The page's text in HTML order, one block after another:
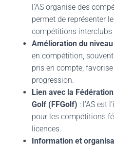
l’AS organise des
permet de représenter
compétitions interclubs
Amélioration du
en compétition,
pris en compte,
progression.
Lien avec la
Golf (FFGolf) : l’AS est
pour les compétitions
licences.
Information et